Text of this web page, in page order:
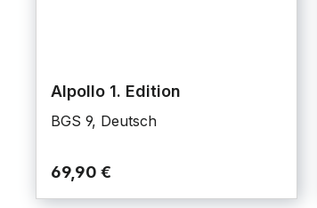
Alpollo 1. Edition
BGS 9, Deutsch
69,90 €